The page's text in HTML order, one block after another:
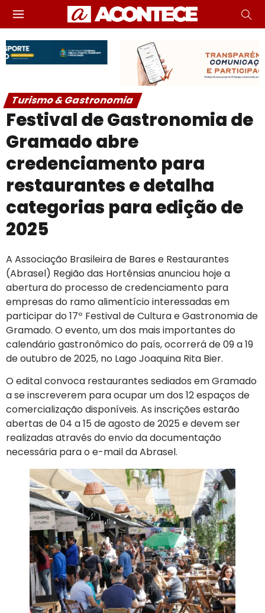
Turismo & Gastronomia
Festival de Gastronomia de
Gramado abre
credenciamento para
restaurantes e detalha
categorias para edição de
2025
A Associação Brasileira de Bares e Restaurantes
(Abrasel) Região das Hortênsias anunciou hoje a
abertura do processo de credenciamento para
empresas do ramo alimentício interessadas em
participar do 17º Festival de Cultura e Gastronomia de
Gramado. O evento, um dos mais importantes do
calendário gastronômico do país, ocorrerá de 09 a 19
de outubro de 2025, no Lago Joaquina Rita Bier.
O edital convoca restaurantes sediados em Gramado
a se inscreverem para ocupar um dos 12 espaços de
comercialização disponíveis. As inscrições estarão
abertas de 04 a 15 de agosto de 2025 e devem ser
realizadas através do envio da documentação
necessária para o e-mail da Abrasel.